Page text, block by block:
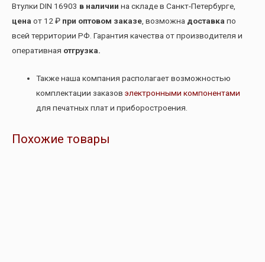
Втулки DIN 16903 в наличии на складе в Санкт-Петербурге,
цена от 12 ₽ при оптовом заказе , возможна доставка по
всей территории РФ. Гарантия качества от производителя и
оперативная отгрузка.
Также наша компания располагает возможностью
комплектации заказовэлектронными компонентами
для печатных плат и приборостроения.
Похожие товары